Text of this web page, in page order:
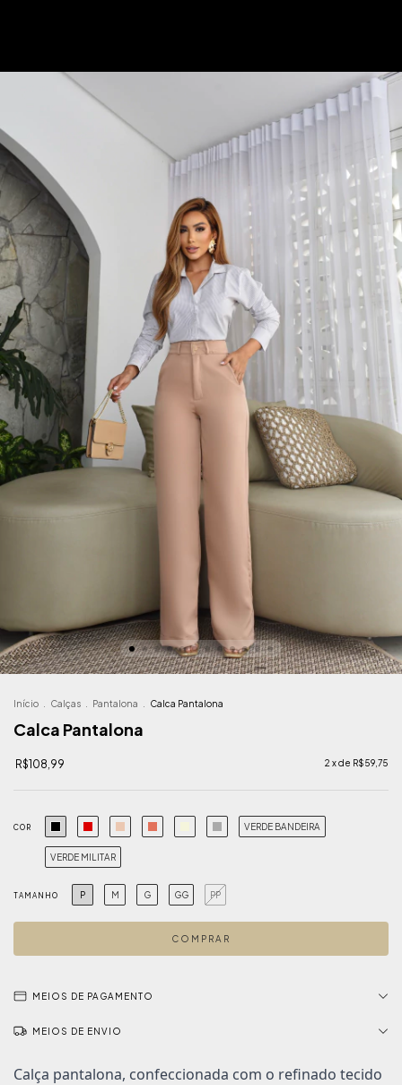
Início Calças Pantalona Calca Pantalona
Calca Pantalona
R$108,99 2 x de R$59,75
COR VERDE BANDEIRA
VERDE MILITAR
TAMANHO P M G GG PP
MEIOS DE PAGAMENTO
MEIOS DE ENVIO
Calça pantalona, confeccionada com o refinado tecido